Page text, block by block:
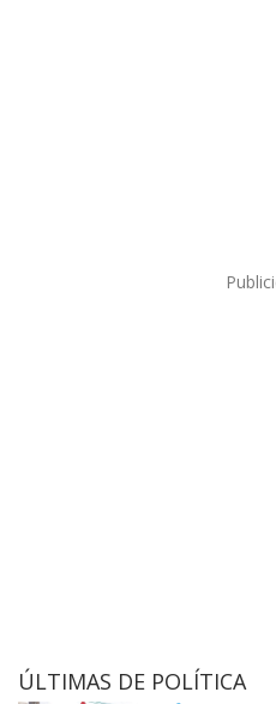
ÚLTIMAS DE POLÍTICA